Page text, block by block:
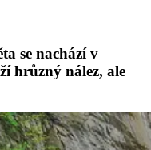
se nachází v
hrůzný nález, ale